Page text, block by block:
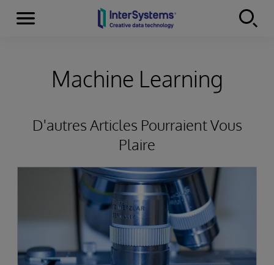
Skip to content
Menu
Machine Learning
D'autres Articles Pourraient Vous
Plaire